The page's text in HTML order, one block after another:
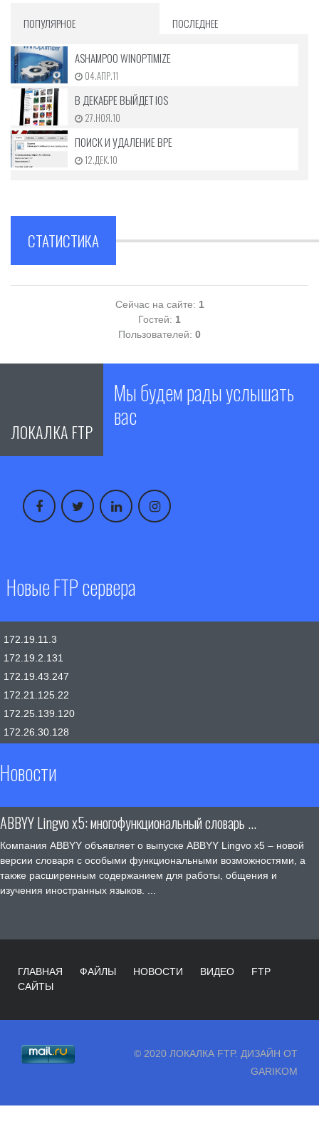
ПОПУЛЯРНОЕ ПОСЛЕДНЕЕ
ASHAMPOO WINOPTIMIZE
04.АПР.11
В ДЕКАБРЕ ВЫЙДЕТ IOS
27.НОЯ.10
ПОИСК И УДАЛЕНИЕ ВРЕ
12.ДЕК.10
СТАТИСТИКА
Сейчас на сайте: 1
Гостей: 1
Пользователей: 0
ЛОКАЛКА FTP
Мы будем рады услышать
вас
Новые FTP сервера
172.19.11.3
172.19.2.131
172.19.43.247
172.21.125.22
172.25.139.120
172.26.30.128
Новости
ABBYY Lingvo x5: многофункциональный словарь ...
Компания ABBYY объявляет о выпуске ABBYY Lingvo x5 – новой
версии словаря с особыми функциональными возможностями, а
также расширенным содержанием для работы, общения и
изучения иностранных языков. ...
ГЛАВНАЯ ФАЙЛЫ НОВОСТИ ВИДЕО
FTP
САЙТЫ
© 2020 ЛОКАЛКА FTP. ДИЗАЙН ОТ
GARIKOM